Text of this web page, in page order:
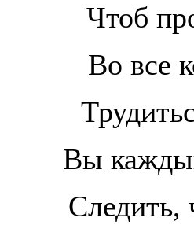
Чтоб
Во все
Вы
Следить,